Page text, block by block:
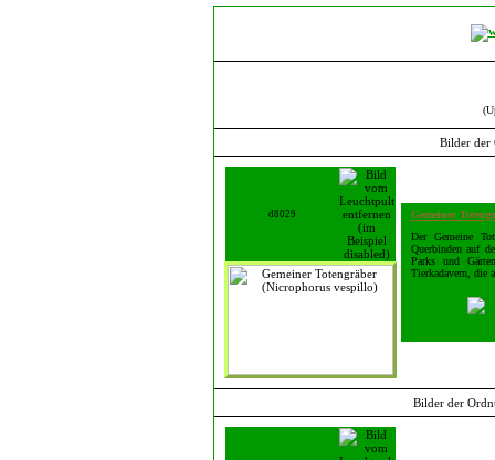
Bilder der
d8029
Gemeiner
Der Gemeine
Querbinden auf
Parks und
Tierkadavern, die
Bilder der